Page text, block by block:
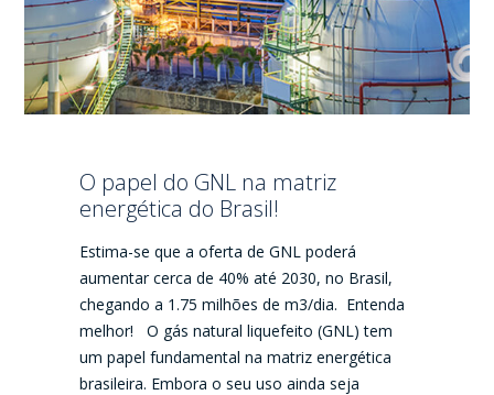
O papel do GNL na matriz
energética do Brasil!
Estima-se que a oferta de GNL poderá
aumentar cerca de 40% até 2030, no Brasil,
chegando a 1.75 milhões de m3/dia. Entenda
melhor! O gás natural liquefeito (GNL) tem
um papel fundamental na matriz energética
brasileira. Embora o seu uso ainda seja